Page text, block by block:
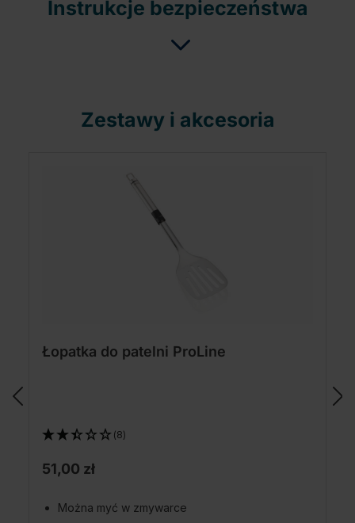
Instrukcje bezpieczeństwa
Zestawy i akcesoria
Łopatka do patelni ProLine
(8)
51,00 zł
Można myć w zmywarce